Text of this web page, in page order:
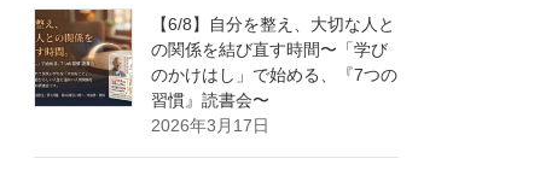
【6/8】自分を整え、大切な人と
の関係を結び直す時間〜「学び
のかけはし」で始める、『7つの
習慣』読書会〜
2026年3月17日